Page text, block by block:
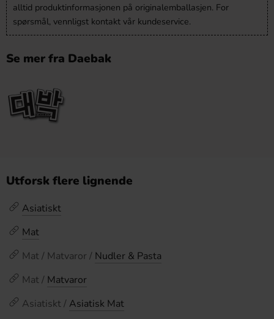
alltid produktinformasjonen på originalemballasjen. For
spørsmål, vennligst kontakt vår kundeservice.
Se mer fra Daebak
Utforsk flere lignende
Asiatiskt
Mat
Mat / Matvaror / Nudler & Pasta
Mat / Matvaror
Asiatiskt / Asiatisk Mat